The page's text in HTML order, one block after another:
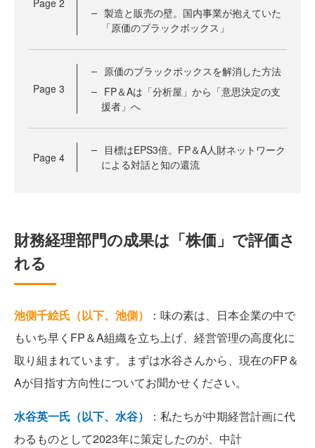
製造と販売の壁。国内事業が抱えていた
「原価のブラックボックス」
Page 3
原価のブラックボックスを解消した方法
FP＆Aは「分析屋」から「意思決定の支
援者」へ
Page 4
目標はEPS3倍。FP＆A人財ネットワーク
による対話と知の還流
財務経理部門の成果は「株価」で評価さ
れる
池側千絵氏（以下、池側）
：味の素は、日本企業の中で
もいち早くFP＆A組織を立ち上げ、経営管理の高度化に
取り組まれています。まずは水谷さんから、現在のFP＆
Aが目指す方向性についてお聞かせください。
水谷英一氏（以下、水谷）
：私たちが中期経営計画に代
わるものとして2023年に策定したのが、中計